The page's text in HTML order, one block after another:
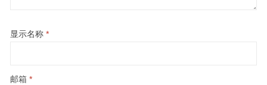
显示名称 *
邮箱 *